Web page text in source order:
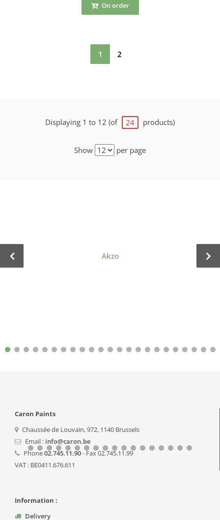
On order
1 2
Displaying 1 to 12 (of 24 products)
Show per page
Akzo
Caron Paints
Chaussée de Louvain, 972, 1140 Brussels
Email : info@caron.be
Phone02.745.11.90- Fax 02.745.11.99
VAT : BE0411.676.611
Information :
Delivery